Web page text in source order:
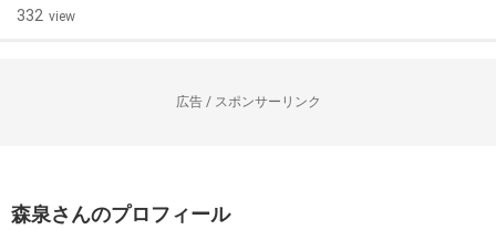
332 view
広告 / スポンサーリンク
森泉さんのプロフィール